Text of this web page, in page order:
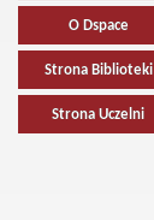
O Dspace
Strona Biblioteki
Strona Uczelni